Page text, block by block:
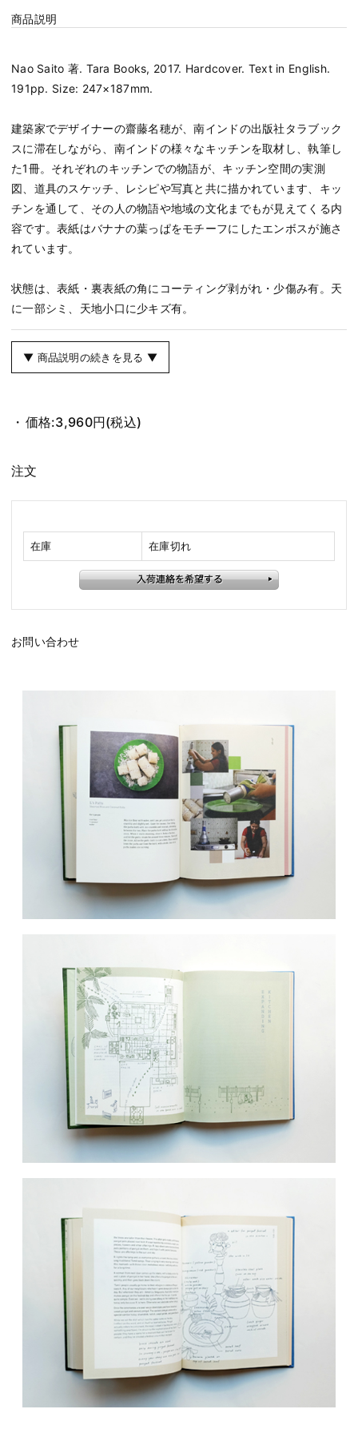
商品説明
Nao Saito 著. Tara Books, 2017. Hardcover. Text in English.
191pp. Size: 247×187mm.
建築家でデザイナーの齋藤名穂が、南インドの出版社タラブック
スに滞在しながら、南インドの様々なキッチンを取材し、執筆し
た1冊。それぞれのキッチンでの物語が、キッチン空間の実測
図、道具のスケッチ、レシピや写真と共に描かれています、キッ
チンを通して、その人の物語や地域の文化までもが見えてくる内
容です。表紙はバナナの葉っぱをモチーフにしたエンボスが施さ
れています。
状態は、表紙・裏表紙の角にコーティング剥がれ・少傷み有。天
に一部シミ、天地小口に少キズ有。
▼ 商品説明の続きを見る ▼
価格:3,960円(税込)
注文
在庫 在庫切れ
お問い合わせ